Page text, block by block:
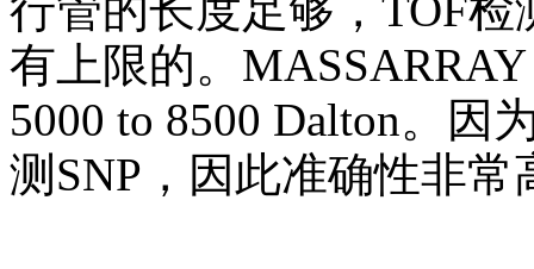
有上限的。
5000 to 8500 Dalton。因
测SNP，因此准确性非